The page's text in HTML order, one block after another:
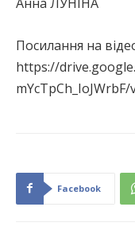
Посилання на
https://
mYcTpCh_IoJWrbF/
Facebook